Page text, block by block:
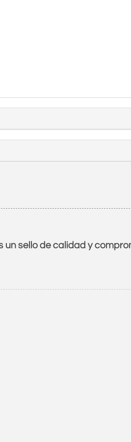
un sello de calidad y